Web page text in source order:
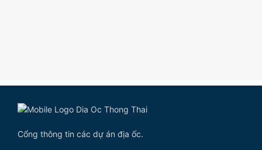
Cổng thông tin các dự án địa ốc.